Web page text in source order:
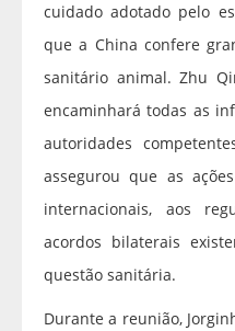
cuidado adotado pelo
que a China confere
sanitário animal. Zhu
encaminhará todas as
autoridades
assegurou que as
internacionais, aos
acordos bilaterais
questão sanitária.
Durante a reunião,